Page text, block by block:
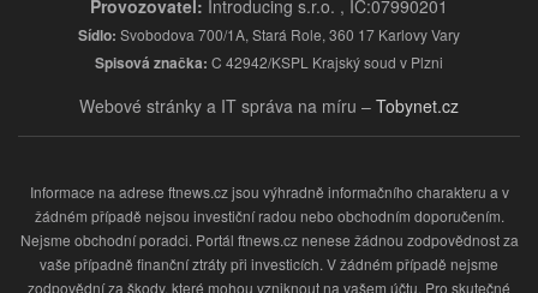
Provozovatel: Introducing s.r.o. , IČ:07990201
Sídlo: Svobodova 700/1A, Stará Role, 360 17 Karlovy Vary
Spisová značka: C 42942/KSPL Krajský soud v Plzni
Webové stránky a IT správa na míru – Tobynet.cz
Informace na adrese ftnews.cz jsou výhradně informačního charakteru a v
žádném případě nejsou investiční radou nebo obchodním doporučením.
Nejsme obchodní poradci. Portál ftnews.cz nenese žádnou zodpovědnost za
vaše případně finanční ztráty při investicích. V žádném případě nejsme
zodpovědní za škody, které mohou vzniknout na vašem účtu. Pro skutečné